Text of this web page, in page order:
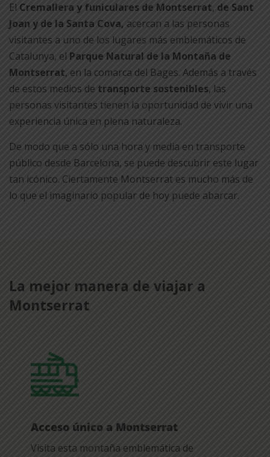
El Cremallera y funiculares de Montserrat, de Sant
Joan y de la Santa Cova, acercan a las personas
visitantes a uno de los lugares más emblemáticos de
Catalunya, el Parque Natural de la Montaña de
Montserrat, en la comarca del Bages. Además a través
de estos medios de transporte sostenibles, las
personas visitantes tienen la oportunidad de vivir una
experiencia única en plena naturaleza.
De modo que a sólo una hora y media en transporte
público desde Barcelona, se puede descubrir este lugar
tan icónico. Ciertamente Montserrat es mucho más de
lo que el imaginario popular de hoy puede abarcar.
La mejor manera de viajar a
Montserrat
Acceso único a Montserrat
Visita esta montaña emblemática de